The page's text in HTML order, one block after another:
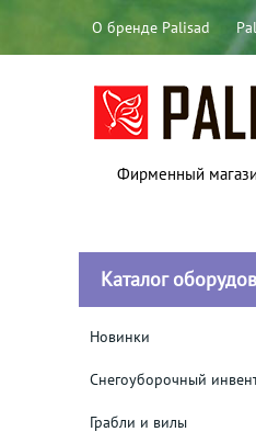
О бренде Palisad
Фирменный
Каталог
Новинки
Снегоуборочный
Грабли и вилы